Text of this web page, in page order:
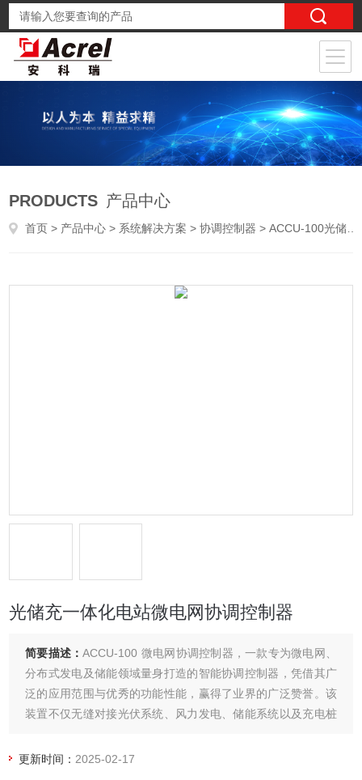
PRODUCTS 产品中心
首页 > 产品中心 > 系统解决方案 >协调控制器 > ACCU-100光储充一体化电站微电网协调控制器
光储充一体化电站微电网协调控制器
简要描述：ACCU-100 微电网协调控制器，一款专为微电网、
分布式发电及储能领域量身打造的智能协调控制器，凭借其广
泛的应用范围与优秀的功能性能，赢得了业界的广泛赞誉。该
装置不仅无缝对接光伏系统、风力发电、储能系统以及充电桩
统全天候的数据采集与深度分析。光储充一体化电站微电网协
更新时间： 2025-02-17